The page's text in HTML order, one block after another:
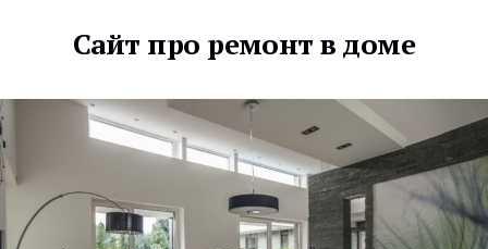
Сайт про ремонт в доме